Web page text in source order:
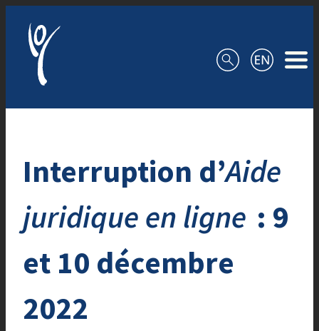
Interruption d’Aide
juridique en ligne : 9
et 10 décembre
2022